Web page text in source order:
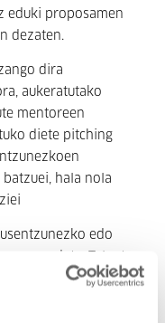
eduki proposamen
dezaten.
dira
aukeratutako
mentoreen
diete pitching
hala nola
edo
denez, parte-hartzaile